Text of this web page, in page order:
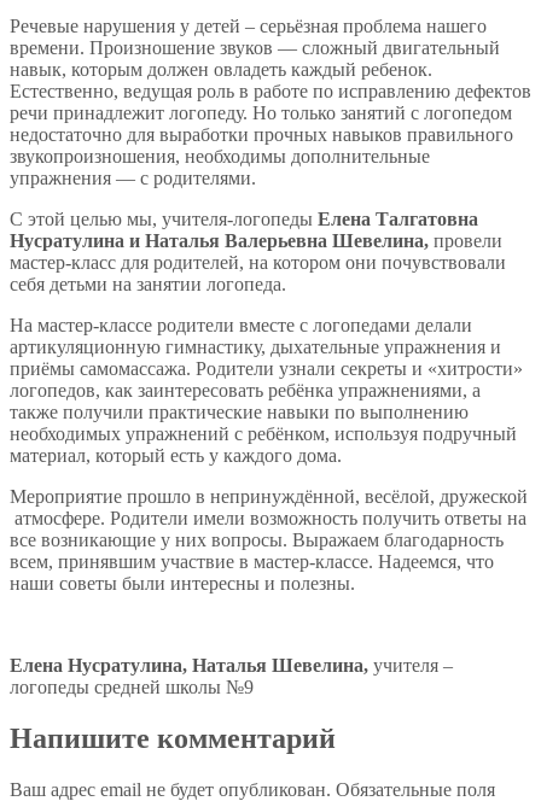
Речевые нарушения у детей – серьёзная проблема нашего
времени. Произношение звуков — сложный двигательный
навык, которым должен овладеть каждый ребенок.
Естественно, ведущая роль в работе по исправлению дефектов
речи принадлежит логопеду. Но только занятий с логопедом
недостаточно для выработки прочных навыков правильного
звукопроизношения, необходимы дополнительные
упражнения — с родителями.
С этой целью мы, учителя-логопеды Елена Талгатовна
Нусратулина и Наталья Валерьевна Шевелина, провели
мастер-класс для родителей, на котором они почувствовали
себя детьми на занятии логопеда.
На мастер-классе родители вместе с логопедами делали
артикуляционную гимнастику, дыхательные упражнения и
приёмы самомассажа. Родители узнали секреты и «хитрости»
логопедов, как заинтересовать ребёнка упражнениями, а
также получили практические навыки по выполнению
необходимых упражнений с ребёнком, используя подручный
материал, который есть у каждого дома.
Мероприятие прошло в непринуждённой, весёлой, дружеской
атмосфере. Родители имели возможность получить ответы на
все возникающие у них вопросы. Выражаем благодарность
всем, принявшим участвие в мастер-классе. Надеемся, что
наши советы были интересны и полезны.
Елена Нусратулина, Наталья Шевелина, учителя –
логопеды средней школы №9
Напишите комментарий
Ваш адрес email не будет опубликован. Обязательные поля